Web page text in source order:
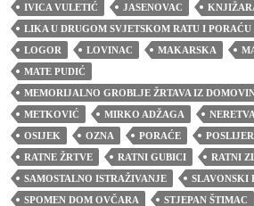
IVICA VULETIĆ
JASENOVAC
LIKA U DRUGOM SVJETSKOM RATU I PORAĆU
LOGOR
LOVINAC MAKARSKA
MATE PUDIĆ
MEMORIJALNO GROBLJE ŽRTAVA IZ
METKOVIĆ
MIRKO ADŽAGA
OSIJEK
OZNA PORAĆE
RATNE ŽRTVE
RATNI GUBICI RATNI
SAMOSTALNO ISTRAŽIVANJE
SLAVONSKI
SPOMEN DOM OVČARA
STJEPAN ŠTIMAC